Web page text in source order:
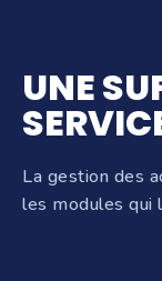
UNE
La gestion des
les modules qui